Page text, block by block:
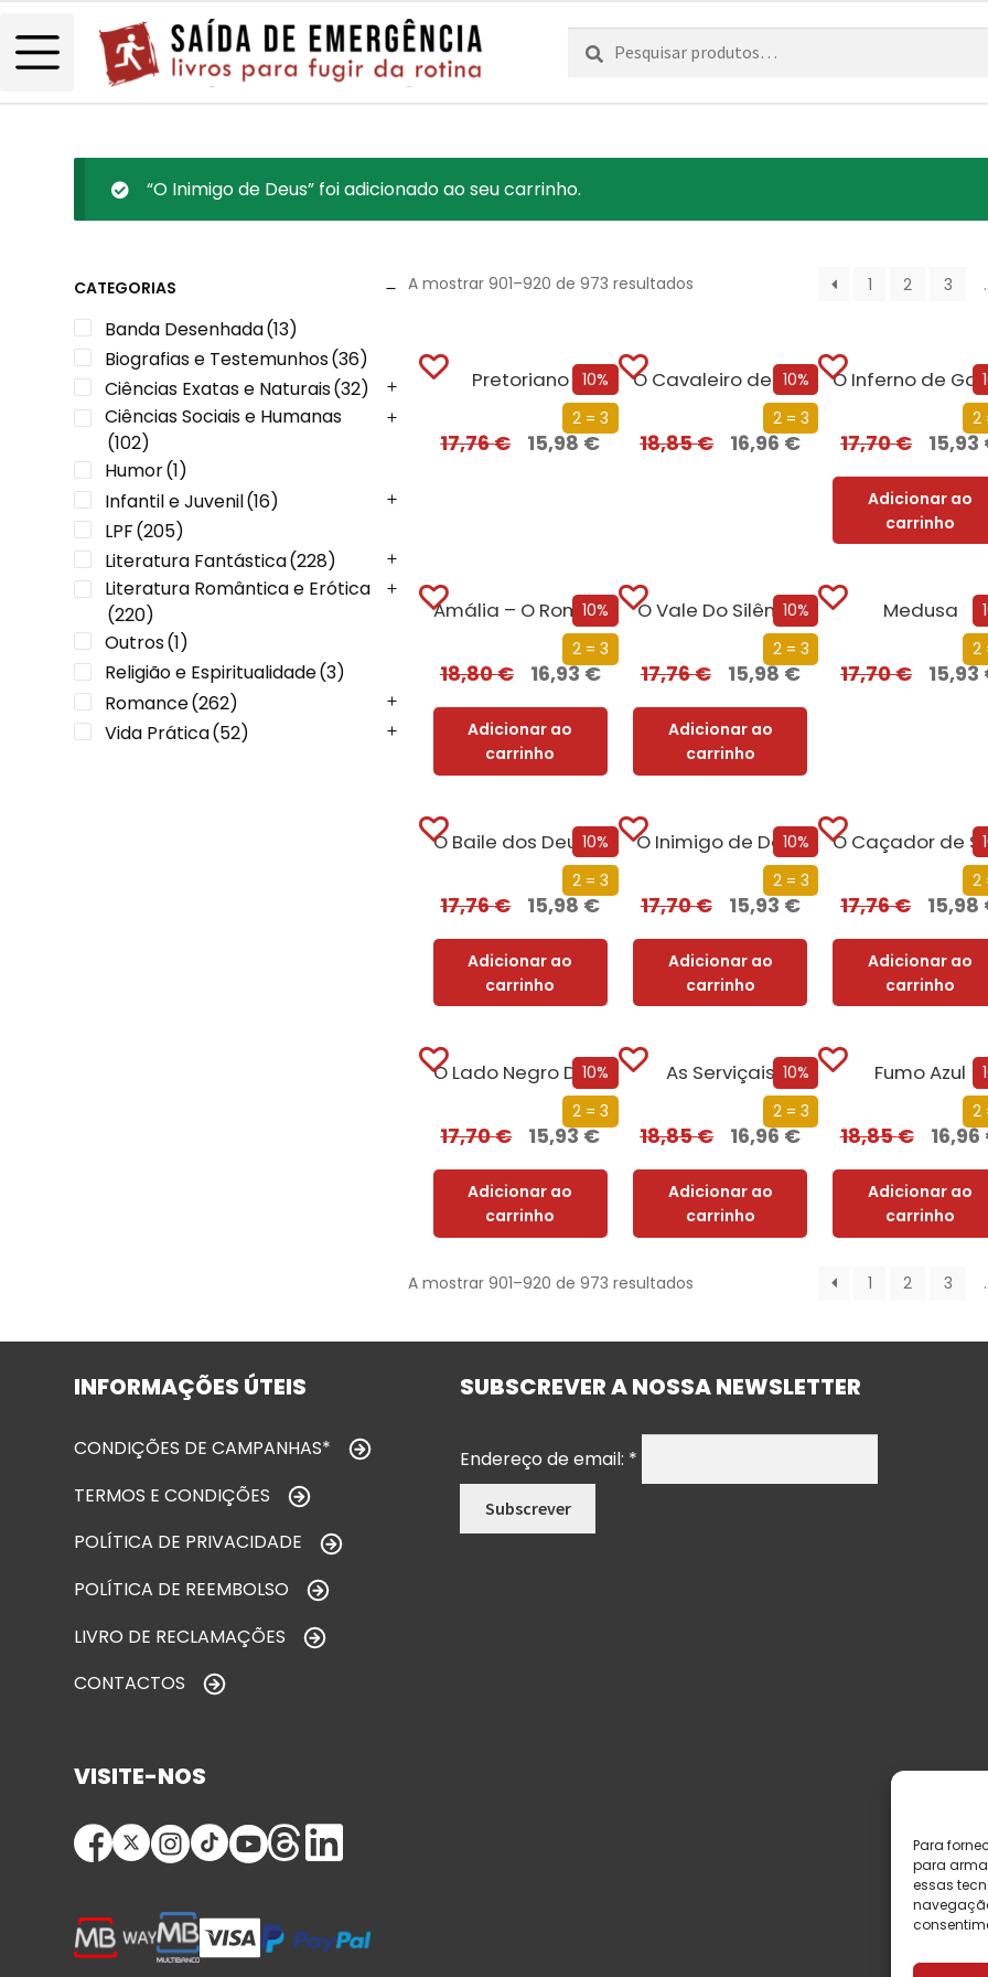
Para
para
essas
Pesquisar
por:
Pesquisa
“O Inimigo de Deus” foi adicionado ao seu carrinho.
CATEGORIAS
Banda Desenhada(13)
Biografias e Testemunhos(36)
Ciências Exatas e Naturais(32)
Ciências Sociais e Humanas
(102)
Humor(1)
Infantil e Juvenil(16)
LPF(205)
Literatura Fantástica(228)
Literatura Romântica e Erótica
(220)
Outros(1)
Religião e Espiritualidade(3)
Romance(262)
Vida Prática(52)
A mostrar 901–920 de 973 resultados 1 2 3
10%
2 = 3
Pretoriano
17,76€ 15,98€
10%
2 = 3
O Cavaleiro de Westeros e Outras Histórias
18,85€ 16,96€
2
17,70€ 15,93
Adicionar ao
carrinho
10%
2 = 3
Amália – O Romance da Sua Vida
18,80€ 16,93€
Adicionar ao
carrinho
10%
2 = 3
O Vale Do Silêncio
17,76€ 15,98€
Adicionar ao
carrinho
2
Medusa
17,70€ 15,93
10%
2 = 3
O Baile dos Deuses
17,76€ 15,98€
Adicionar ao
carrinho
10%
2 = 3
O Inimigo de Deus
17,70€ 15,93€
Adicionar ao
carrinho
2
17,76€ 15,98
Adicionar ao
carrinho
10%
2 = 3
O Lado Negro Da Lua
17,70€ 15,93€
Adicionar ao
carrinho
10%
2 = 3
As Serviçais
18,85€ 16,96€
Adicionar ao
carrinho
2
Fumo Azul
18,85€ 16,96
Adicionar ao
carrinho
A mostrar 901–920 de 973 resultados 1 2 3
INFORMAÇÕES ÚTEIS
CONDIÇÕES DE CAMPANHAS*
TERMOS E CONDIÇÕES
POLÍTICA DE PRIVACIDADE
POLÍTICA DE REEMBOLSO
LIVRO DE RECLAMAÇÕES
CONTACTOS
SUBSCREVER A NOSSA NEWSLETTER
Endereço de email: *
VISITE-NOS